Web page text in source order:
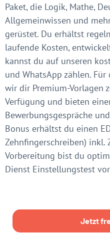
Paket, die Logik, Mathe,
Allgemeinwissen und
gerüstet. Du erhältst
laufende Kosten,
kannst du auf unseren
und WhatsApp zählen.
wir dir Premium-Vorlagen
Verfügung und bieten
Bewerbungsgespräche
Bonus erhältst du einen
Zehnfingerschreiben) inkl.
Vorbereitung bist du
Dienst Einstellungstest
Jetzt